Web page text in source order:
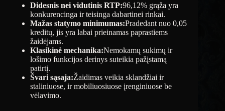
Didesnis nei vidutinis RTP:96,12% grąža yra
konkurencinga ir teisinga dabartinei rinkai.
Mažas statymo minimumas:Pradedant nuo 0,05
kreditų, jis yra labai prieinamas paprastiems
žaidėjams.
Klasikinė mechanika:Nemokamų sukimų ir
lošimo funkcijos derinys suteikia pažįstamą
patirtį.
Švari sąsaja:Žaidimas veikia sklandžiai ir
staliniuose, ir mobiliuosiuose įrenginiuose be
vėlavimo.